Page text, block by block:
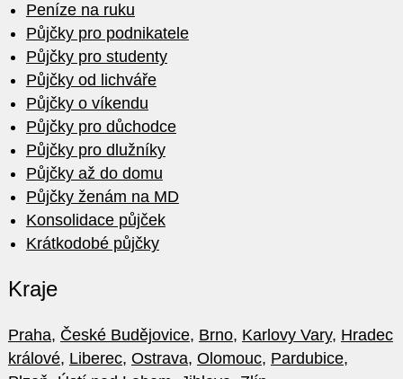
Peníze na ruku
Půjčky pro podnikatele
Půjčky pro studenty
Půjčky od lichváře
Půjčky o víkendu
Půjčky pro důchodce
Půjčky pro dlužníky
Půjčky až do domu
Půjčky ženám na MD
Konsolidace půjček
Krátkodobé půjčky
Kraje
Praha, České Budějovice, Brno, Karlovy Vary, Hradec
králové, Liberec, Ostrava, Olomouc, Pardubice,